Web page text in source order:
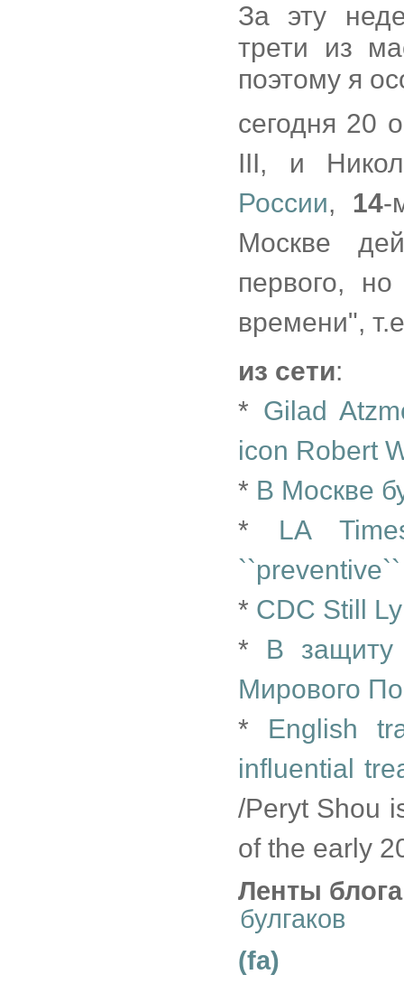
За эту
трети из
поэтому я
сегодня 20
III, и
России, 14-
Москве
первого,
времени",
из сети:
* Gilad
icon Robert
* В Москве
* LA
* CDC Still
* В защиту
Мирового
* English
influential
/Peryt Shou
of the early
Ленты
булгаков
(fa)